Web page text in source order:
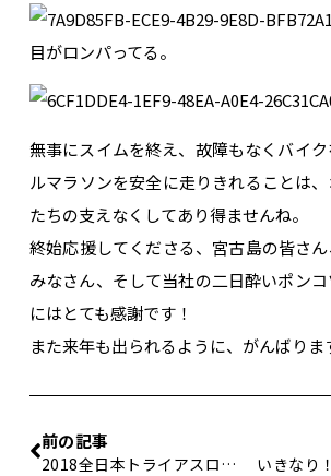
目がロンパってる。
無事にスイムを終え、故障もなくバイ
ルマラソンを安全に走りきれることは
たちの支えなくしてあり得ませんね。
終始応援してくださる、宮古島の皆さ
みなさん、そして当社の二日酔いポン
にはとても感謝です！
また来年も出られるように、がんばりま
前の記事
2018全日本トライアスロン宮古島大会④ いきなり